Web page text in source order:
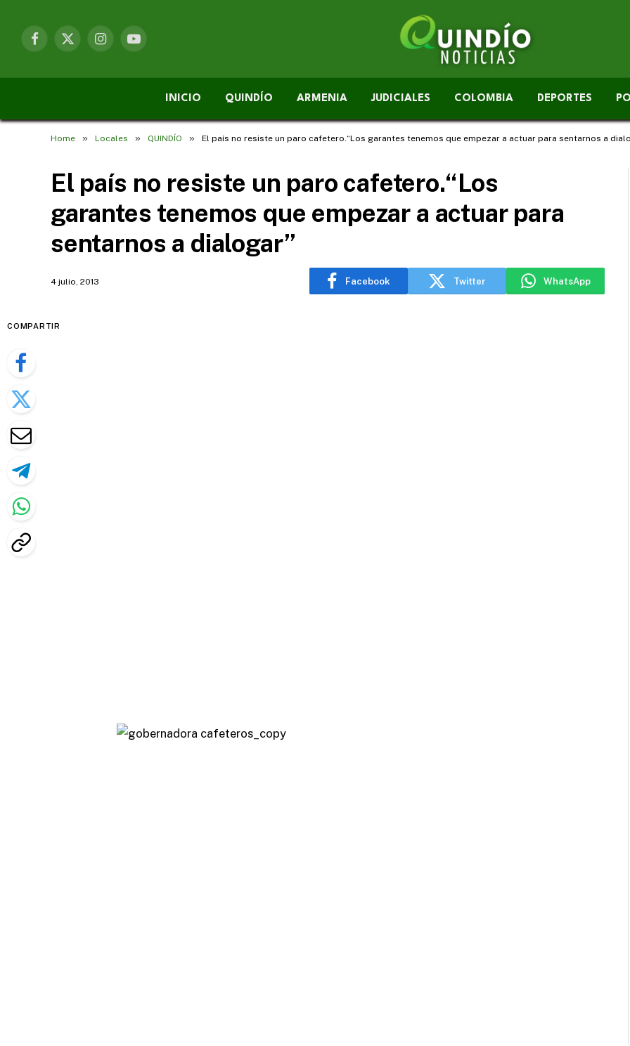
Facebook
X
InstagramYouTube
INICIO QUINDÍO ARMENIA JUDICIALES COLOMBIA DEPORTES
Home » Locales » QUINDÍO » El país no resiste un paro cafetero.“Los garantes tenemos que empezar a actuar para sentarnos a
El país no resiste un paro cafetero.“Los
garantes tenemos que empezar a actuar para
sentarnos a dialogar”
4 julio, 2013 Facebook Twitter WhatsApp
COMPARTIR